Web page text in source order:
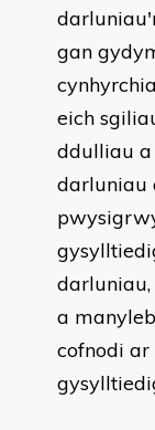
gan
eich
ddulliau
darluniau
a
cofnodi